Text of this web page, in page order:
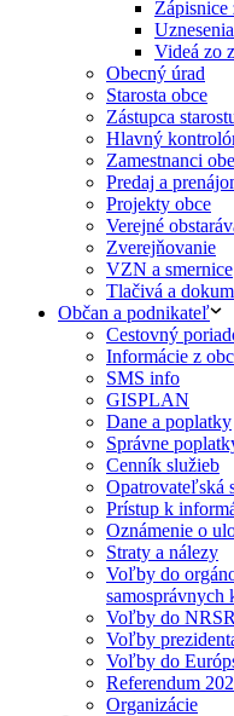
Zápisnice
Videá zo
Obecný úrad
Starosta obce
Zástupca
Hlavný
Zamestnanci
Predaj a
Projekty obce
Verejné
Zverejňovanie
VZN a smernice
Tlačivá a
Občan a podnikateľ
Cestovný
Informácie z
SMS info
GISPLAN
Dane a poplatky
Správne
Cenník služieb
Opatrovateľská
Prístup k
Oznámenie o
Straty a nálezy
Voľby do
samosprávnych
Voľby do
Voľby
Voľby do
Referendum
Organizácie